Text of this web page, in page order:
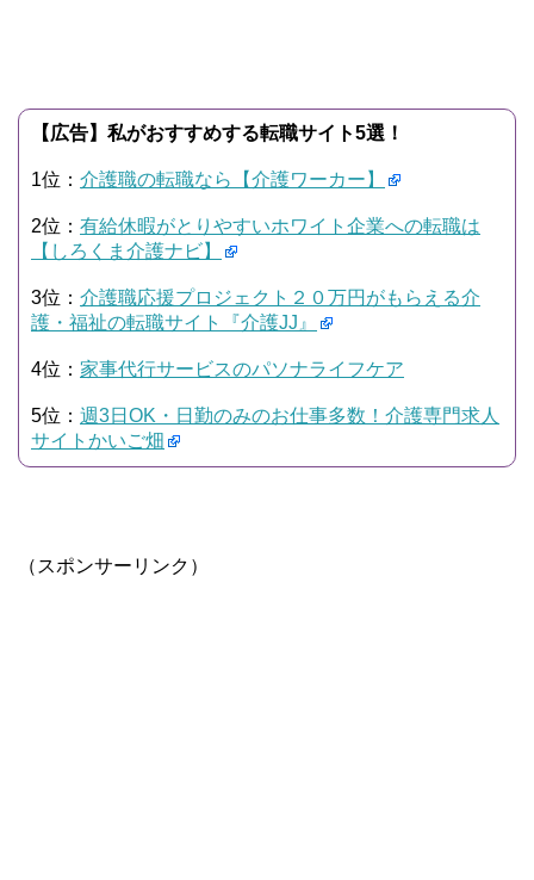
【広告】私がおすすめする転職サイト5選！
1位： 介護職の転職なら【介護ワーカー】
2位： 有給休暇がとりやすいホワイト企業への転職は
【しろくま介護ナビ】
3位： 介護職応援プロジェクト２０万円がもらえる介
護・福祉の転職サイト『介護JJ』
4位： 家事代行サービスのパソナライフケア
5位： 週3日OK・日勤のみのお仕事多数！介護専門求人
サイトかいご畑
（スポンサーリンク）